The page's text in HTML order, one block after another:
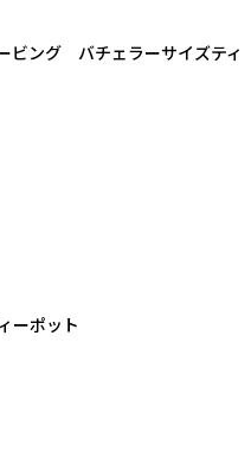
ビング バチェラーサイズティ
ーポット